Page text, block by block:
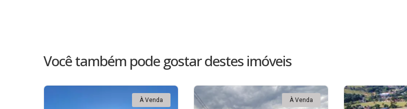
Você também pode gostar destes imóveis
À Venda À Venda